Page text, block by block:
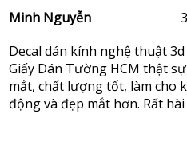
Minh Nguyễn
Decal dán kính nghệ thuật
Giấy Dán Tường HCM thật
mắt, chất lượng tốt, làm cho
động và đẹp mắt hơn. Rất